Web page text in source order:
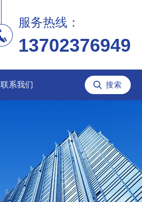
服务热线：
13702376949
联系我们